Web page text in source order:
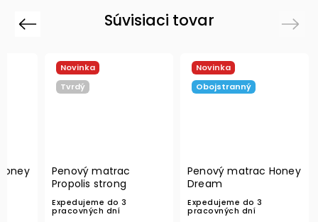
Súvisiaci tovar
Previous
Novinka
Tvrdý
Penový matrac
Propolis strong
Expedujeme do 3
pracovných dní
Novinka
Obojstranný
Penový matrac Honey
Dream
Expedujeme do 3
pracovných dní
Next